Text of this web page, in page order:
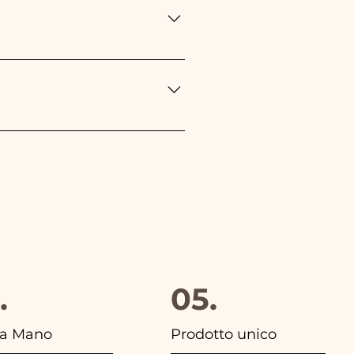
qualcosa dovesse
inserzioni dei nostri articoli
Mano
05.
Prodotto unico